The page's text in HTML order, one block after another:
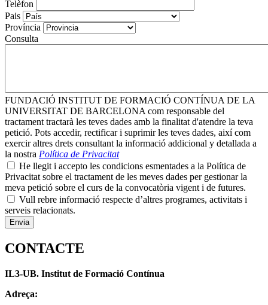
Telèfon
Pais
Província
Consulta
FUNDACIÓ INSTITUT DE FORMACIÓ CONTÍNUA DE LA
UNIVERSITAT DE BARCELONA com responsable del
tractament tractarà les teves dades amb la finalitat d'atendre la teva
petició. Pots accedir, rectificar i suprimir les teves dades, així com
exercir altres drets consultant la informació addicional y detallada a
la nostra Política de Privacitat
He llegit i accepto les condicions esmentades a la Política de
Privacitat sobre el tractament de les meves dades per gestionar la
meva petició sobre el curs de la convocatòria vigent i de futures.
Vull rebre informació respecte d’altres programes, activitats i
serveis relacionats.
CONTACTE
IL3-UB. Institut de Formació Contínua
Adreça: